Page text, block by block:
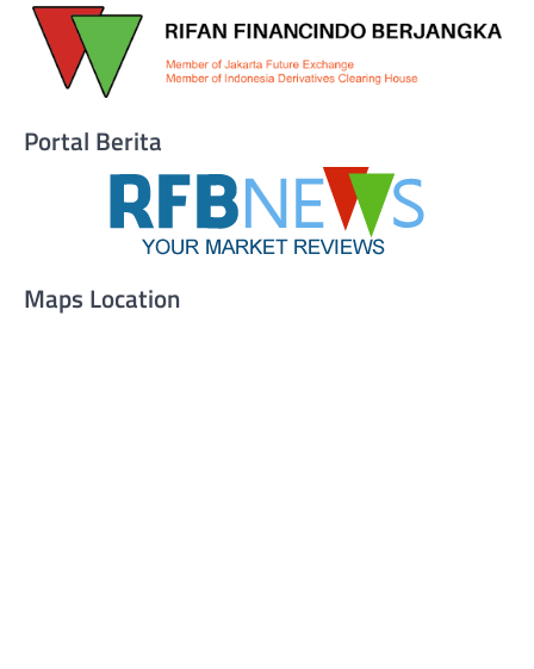
Portal Berita
Maps Location